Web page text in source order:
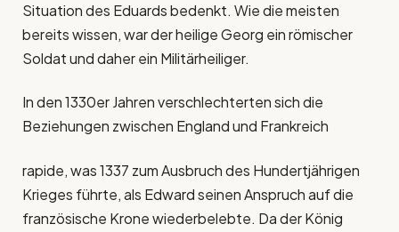
Situation des Eduards bedenkt. Wie die meisten
bereits wissen, war der heilige Georg ein römischer
Soldat und daher ein Militärheiliger.
In den 1330er Jahren verschlechterten sich die
Beziehungen zwischen England und Frankreich
rapide, was 1337 zum Ausbruch des Hundertjährigen
Krieges führte, als Edward seinen Anspruch auf die
französische Krone wiederbelebte. Da der König